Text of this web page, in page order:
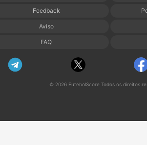
Feedback
Aviso
FAQ
© 2026 FutebolScore Todos os direitos